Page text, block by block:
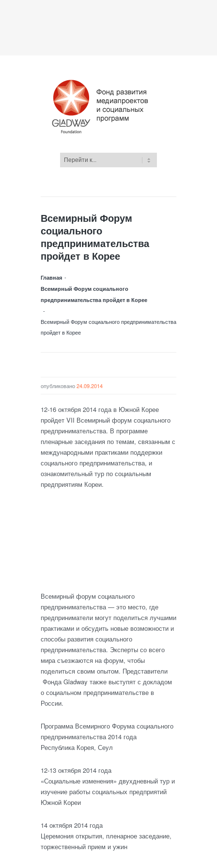
Всемирный Форум
социального
предпринимательства
пройдет в Корее
Главная -
Всемирный Форум социального
предпринимательства пройдет в Корее
-
Всемирный Форум социального предпринимательства
пройдет в Корее
опубликовано24.09.2014
12-16 октября 2014 года в Южной Корее
пройдет VII Всемирный форум социального
предпринимательства. В программе
пленарные заседания по темам, связанным с
международными практиками поддержки
социального предпринимательства, и
ознакомительный тур по социальным
предприятиям Кореи.
Всемирный форум социального
предпринимательства — это место, где
предприниматели могут поделиться лучшими
практиками и обсудить новые возможности и
способы развития социального
предпринимательства. Эксперты со всего
мира съезжаются на форум, чтобы
поделиться своим опытом. Представители
Фонда Gladway также выступят с докладом
о социальном предпринимательстве в
России.
Программа Всемирного Форума социального
предпринимательства 2014 года
Республика Корея, Сеул
12-13 октября 2014 года
«Социальные изменения» двухдневный тур и
изучение работы социальных предприятий
Южной Кореи
14 октября 2014 года
Церемония открытия, пленарное заседание,
торжественный прием и ужин